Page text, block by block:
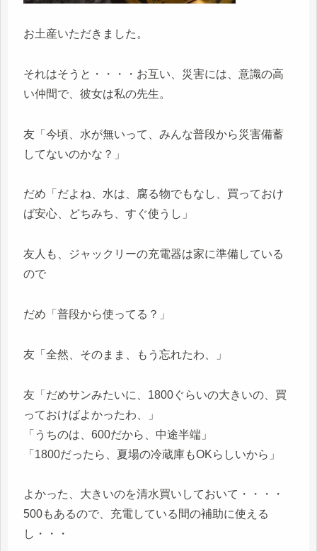
お土産いただきました。
それはそうと・・・・お互い、災害には、意識の高
い仲間で、彼女は私の先生。
友「今頃、水が無いって、みんな普段から災害備蓄
してないのかな？」
だめ「だよね、水は、腐る物でもなし、買っておけ
ば安心、どちみち、すぐ使うし」
友人も、ジャックリーの充電器は家に準備している
ので
だめ「普段から使ってる？」
友「全然、そのまま、もう忘れたわ、」
友「だめサンみたいに、1800ぐらいの大きいの、買
っておけばよかったわ、」
「うちのは、600だから、中途半端」
「1800だったら、夏場の冷蔵庫もOKらしいから」
よかった、大きいのを清水買いしておいて・・・・
500もあるので、充電している間の補助に使える
し・・・